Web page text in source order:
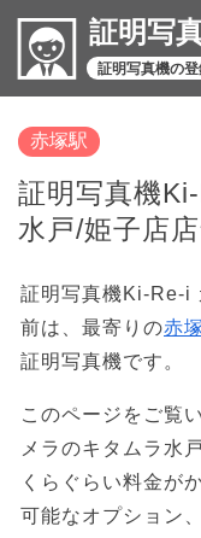
証明写
証明写真機の
赤塚駅
証明写真機
水戸/姫子店
証明写真機Ki-Re-i
前は、最寄りの赤
証明写真機です。
このページをご覧
メラのキタムラ水
くらぐらい料金が
可能なオプション